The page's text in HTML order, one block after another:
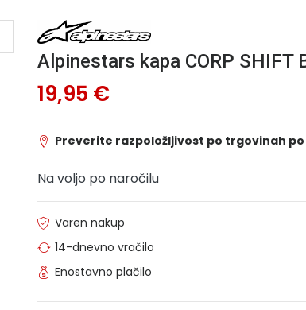
Alpinestars kapa CORP SHIFT
19,95 €
Preverite razpoložljivost po trgovinah po
Na voljo po naročilu
Varen nakup
14-dnevno vračilo
Enostavno plačilo